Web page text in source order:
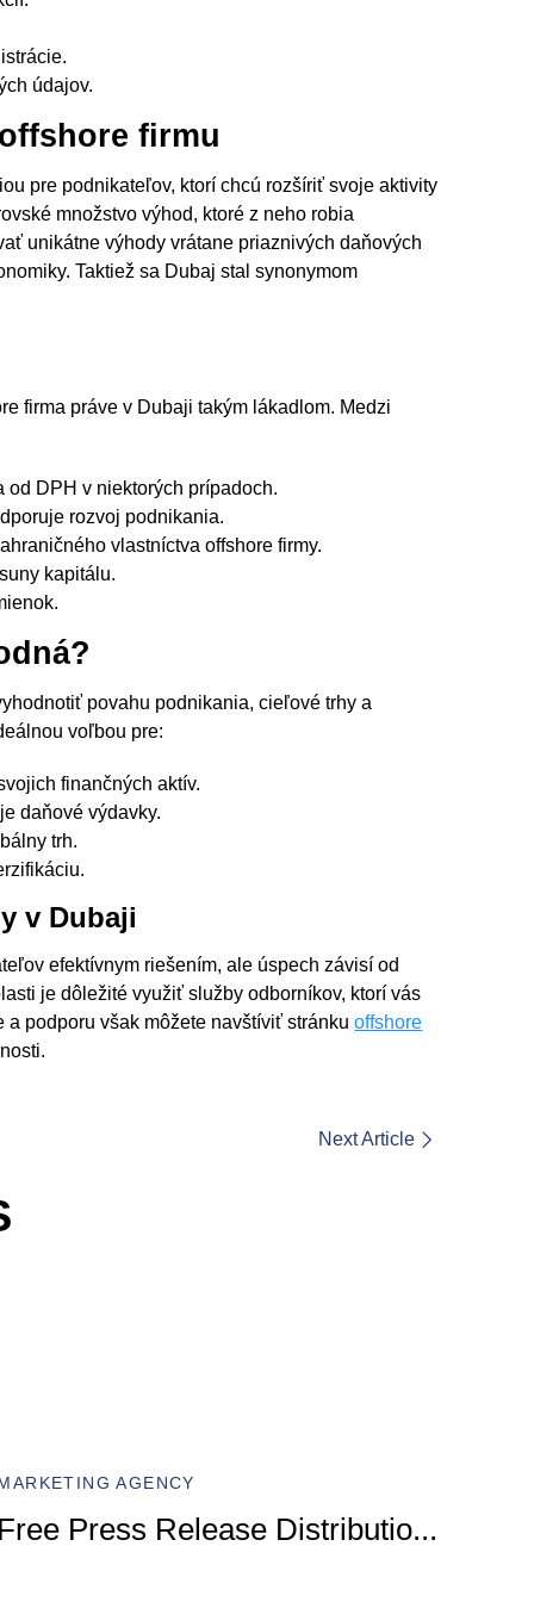
údajov.
firmu
pre podnikateľov, ktorí chcú rozšíriť svoje aktivity
množstvo výhod, ktoré z neho robia
unikátne výhody vrátane priaznivých daňových
Taktiež sa Dubaj stal synonymom
firma práve v Dubaji takým lákadlom. Medzi
DPH v niektorých prípadoch.
rozvoj podnikania.
vlastníctva offshore firmy.
kapitálu.
povahu podnikania, cieľové trhy a
voľbou pre:
finančných aktív.
daňové výdavky.
trh.
v Dubaji
efektívnym riešením, ale úspech závisí od
je dôležité využiť služby odborníkov, ktorí vás
a podporu však môžete navštíviť stránkuoffshore
Next Article